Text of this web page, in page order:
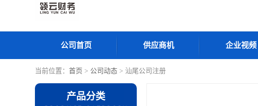
公司首页 供应商机 企业视频
当前位置： 首页 > 公司动态 > 汕尾公司注册
产品分类